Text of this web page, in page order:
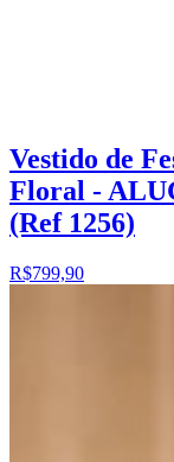
Vestido de
Floral -
(Ref 1256)
R$799,90